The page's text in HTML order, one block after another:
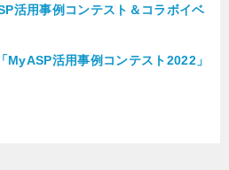
活用事例コンテスト＆コラボイベ
MyASP活用事例コンテスト2022」